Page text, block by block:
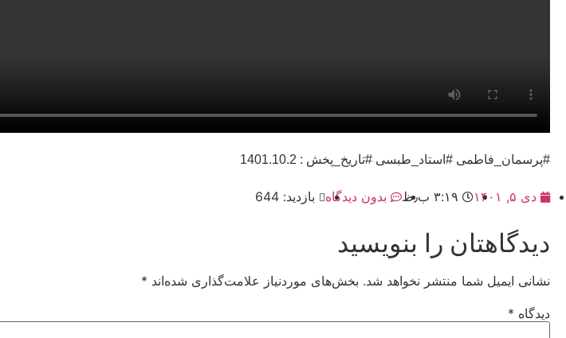
#پرسمان_فاطمی #استاد_طبسی #تاریخ_پخش : 1401.10.2
دی ۵, ۱۴۰۱ ۳:۱۹ ب٫ظ بدون دیدگاه بازدید: 644
دیدگاهتان را بنویسید
نشانی ایمیل شما منتشر نخواهد شد. بخش‌های موردنیاز علامت‌گذاری شده‌اند *
دیدگاه *